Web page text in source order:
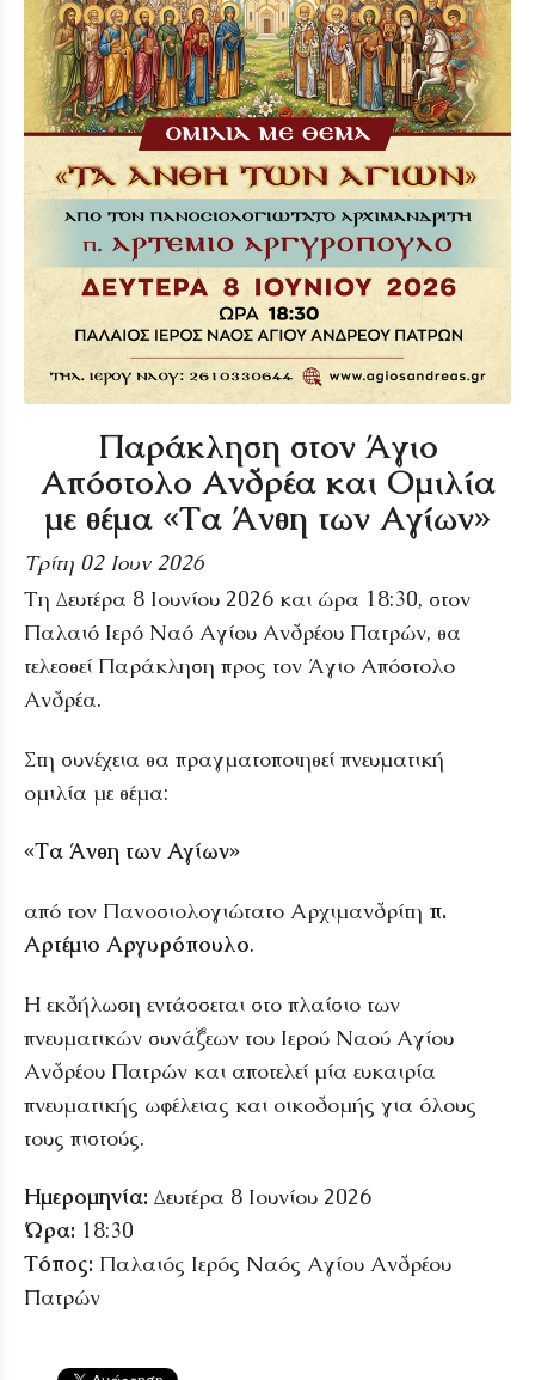
Παράκληση στον Άγιο
Απόστολο Ανδρέα και Ομιλία
με θέμα «Τα Άνθη των Αγίων»
Τρίτη 02 Ιουν 2026
Τη Δευτέρα 8 Ιουνίου 2026 και ώρα 18:30, στον
Παλαιό Ιερό Ναό Αγίου Ανδρέου Πατρών, θα
τελεσθεί Παράκληση προς τον Άγιο Απόστολο
Ανδρέα.
Στη συνέχεια θα πραγματοποιηθεί πνευματική
ομιλία με θέμα:
«Τα Άνθη των Αγίων»
από τον Πανοσιολογιώτατο Αρχιμανδρίτη π.
Αρτέμιο Αργυρόπουλο.
Η εκδήλωση εντάσσεται στο πλαίσιο των
πνευματικών συνάξεων του Ιερού Ναού Αγίου
Ανδρέου Πατρών και αποτελεί μία ευκαιρία
πνευματικής ωφέλειας και οικοδομής για όλους
τους πιστούς.
Ημερομηνία: Δευτέρα 8 Ιουνίου 2026
Ώρα: 18:30
Τόπος: Παλαιός Ιερός Ναός Αγίου Ανδρέου
Πατρών